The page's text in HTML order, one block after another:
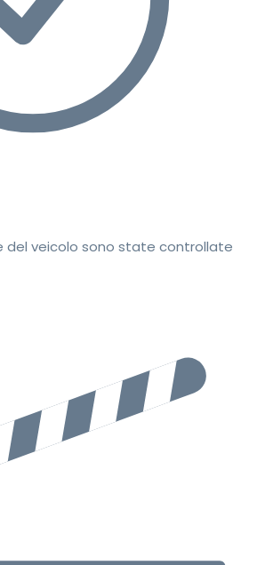
del veicolo sono state controllate